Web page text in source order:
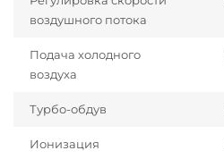
воздушного потока
Подача холодного
воздуха
Турбо-обдув
Ионизация